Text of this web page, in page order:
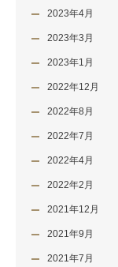
2023年4月
2023年3月
2023年1月
2022年12月
2022年8月
2022年7月
2022年4月
2022年2月
2021年12月
2021年9月
2021年7月